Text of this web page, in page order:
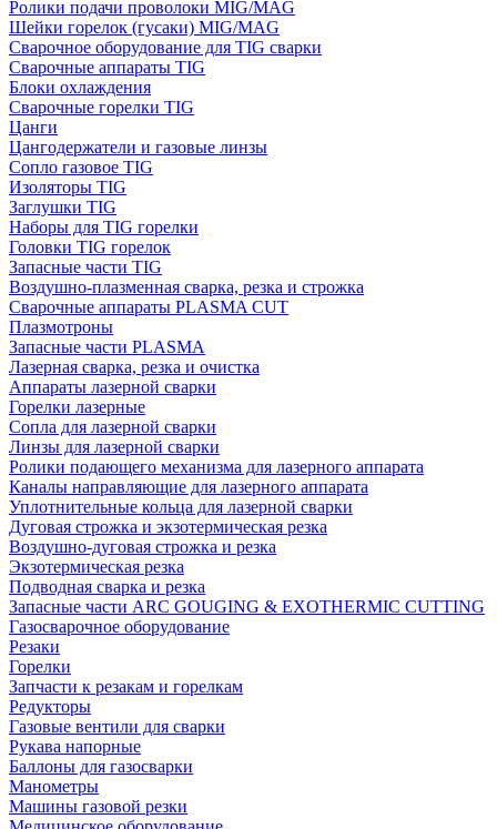
Ролики подачи проволоки MIG/MAG
Шейки горелок (гусаки) MIG/MAG
Сварочное оборудование для TIG сварки
Сварочные аппараты TIG
Блоки охлаждения
Сварочные горелки TIG
Цанги
Цангодержатели и газовые линзы
Сопло газовое TIG
Изоляторы TIG
Заглушки TIG
Наборы для TIG горелки
Головки TIG горелок
Запасные части TIG
Воздушно-плазменная сварка, резка и строжка
Сварочные аппараты PLASMA CUT
Плазмотроны
Запасные части PLASMA
Лазерная сварка, резка и очистка
Аппараты лазерной сварки
Горелки лазерные
Сопла для лазерной сварки
Линзы для лазерной сварки
Ролики подающего механизма для лазерного аппарата
Каналы направляющие для лазерного аппарата
Уплотнительные кольца для лазерной сварки
Дуговая строжка и экзотермическая резка
Воздушно-дуговая строжка и резка
Экзотермическая резка
Подводная сварка и резка
Запасные части ARC GOUGING & EXOTHERMIC CUTTING
Газосварочное оборудование
Резаки
Горелки
Запчасти к резакам и горелкам
Редукторы
Газовые вентили для сварки
Рукава напорные
Баллоны для газосварки
Манометры
Машины газовой резки